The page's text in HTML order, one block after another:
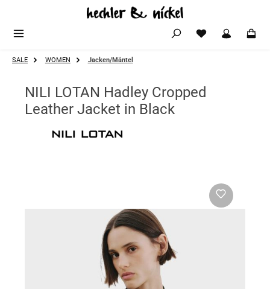
Zum Hauptinhalt springen
SALE WOMEN Jacken/Mäntel
NILI LOTAN Hadley Cropped
Leather Jacket in Black